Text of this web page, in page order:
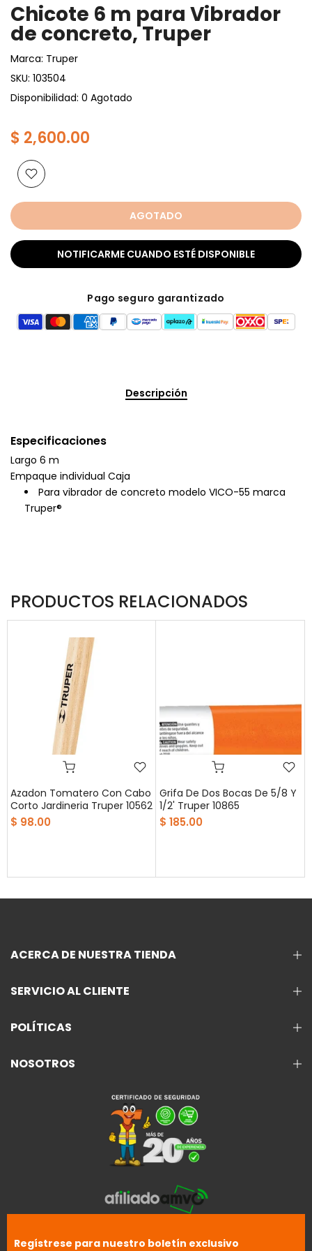
Chicote 6 m para Vibrador
de concreto, Truper
Marca: Truper
SKU: 103504
Disponibilidad: 0 Agotado
$ 2,600.00
AGOTADO
NOTIFICARME CUANDO ESTÉ DISPONIBLE
Pago seguro garantizado
Descripción
Especificaciones
Largo 6 m
Empaque individual Caja
Para vibrador de concreto modelo VICO-55 marca
Truper®
PRODUCTOS RELACIONADOS
Azadon Tomatero Con Cabo
Corto Jardineria Truper 10562
$ 98.00
Grifa De Dos Bocas De 5/8 Y
1/2' Truper 10865
$ 185.00
ACERCA DE NUESTRA TIENDA
SERVICIO AL CLIENTE
POLÍTICAS
NOSOTROS
Regístrese para nuestro boletín exclusivo